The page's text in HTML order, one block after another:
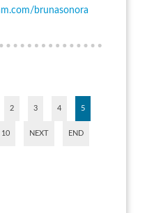
brunasonora
2 3 4 5
10 NEXT END